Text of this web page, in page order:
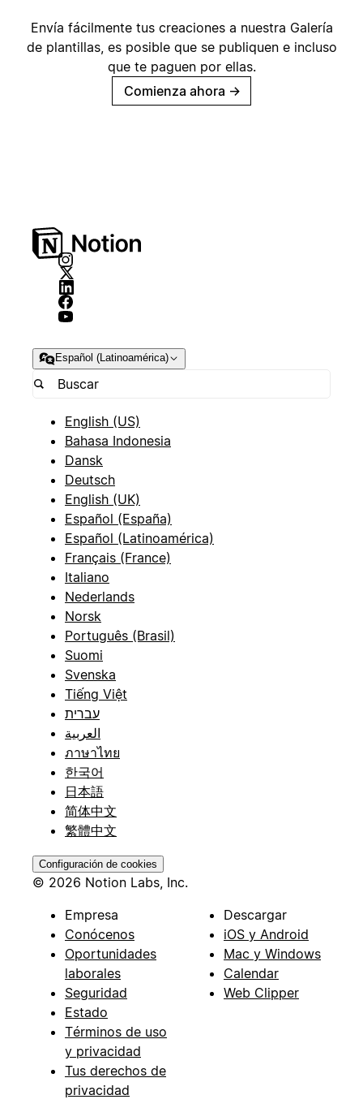
Envía fácilmente tus creaciones a nuestra Galería
de plantillas, es posible que se publiquen e incluso
que te paguen por ellas.
Comienza ahora →
Español (Latinoamérica)
English (US)
Bahasa Indonesia
Dansk
Deutsch
English (UK)
Español (España)
Español (Latinoamérica)
Français (France)
Italiano
Nederlands
Norsk
Português (Brasil)
Suomi
Svenska
Tiếng Việt
עברית
العربية
ภาษาไทย
한국어
日本語
简体中文
繁體中文
Configuración de cookies
© 2026 Notion Labs, Inc.
Empresa
Conócenos
Oportunidades
laborales
Seguridad
Estado
Términos de uso
y privacidad
Tus derechos de
privacidad
Descargar
iOS y Android
Mac y Windows
Calendar
Web Clipper